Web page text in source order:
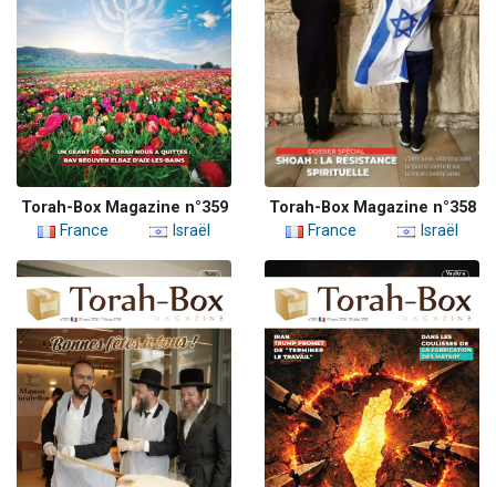
Torah-Box Magazine n°359
France
Israël
Torah-Box Magazine n°358
France
Israël